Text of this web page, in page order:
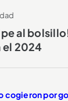
al
el 2024
cogieron por